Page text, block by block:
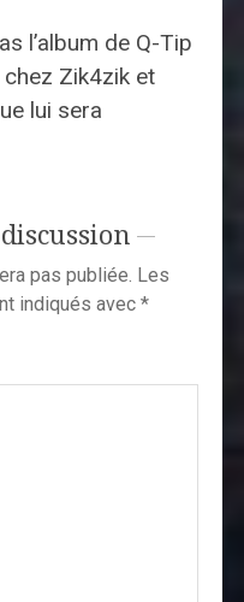
l’album de Q-Tip
chez Zik4zik et
lui sera
pas publiée. Les
indiqués avec *